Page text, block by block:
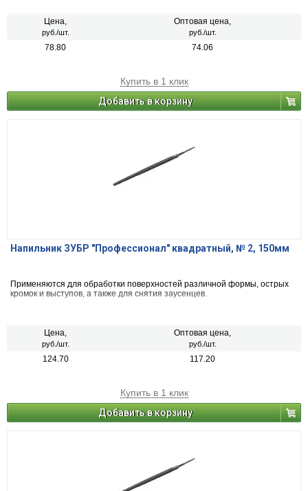
Цена,
руб./шт.
Оптовая цена,
руб./шт.
78.80 74.06
Купить в 1 клик
Добавить в корзину
Напильник ЗУБР "Профессионал" квадратный, № 2, 150мм
Применяются для обработки поверхностей различной формы, острых
кромок и выступов, а также для снятия заусенцев.
Цена,
руб./шт.
Оптовая цена,
руб./шт.
124.70 117.20
Купить в 1 клик
Добавить в корзину